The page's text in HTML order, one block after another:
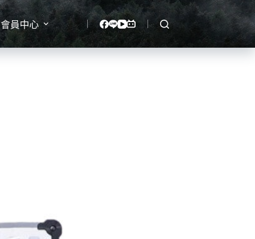
會員中心